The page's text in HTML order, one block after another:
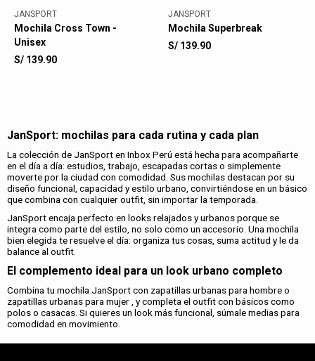
JANSPORT
Mochila Cross Town -
Unisex
S/ 139.90
JANSPORT
Mochila Superbreak
S/ 139.90
JanSport: mochilas para cada rutina y cada plan
La colección de JanSport en Inbox Perú está hecha para acompañarte
en el día a día: estudios, trabajo, escapadas cortas o simplemente
moverte por la ciudad con comodidad. Sus mochilas destacan por su
diseño funcional, capacidad y estilo urbano, convirtiéndose en un básico
que combina con cualquier outfit, sin importar la temporada.
JanSport encaja perfecto en looks relajados y urbanos porque se
integra como parte del estilo, no solo como un accesorio. Una mochila
bien elegida te resuelve el día: organiza tus cosas, suma actitud y le da
balance al outfit.
El complemento ideal para un look urbano completo
Combina tu mochila JanSport con zapatillas urbanas para hombre o
zapatillas urbanas para mujer , y completa el outfit con básicos como
polos o casacas. Si quieres un look más funcional, súmale medias para
comodidad en movimiento.